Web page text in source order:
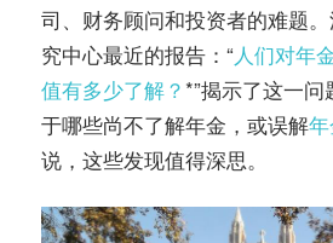
南
©️
司、财务顾问和投资者的难题
究中心最近的报告：“ 人们对年
值有多少了解？ *”揭示了这一
于哪些尚不了解年金，或误解
说，这些发现值得深思。